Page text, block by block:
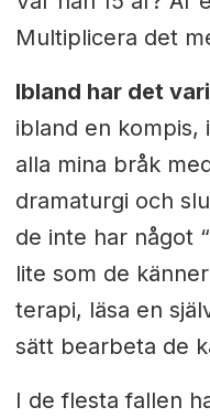
Multiplicera det
Ibland har det
ibland en kompis,
alla mina bråk
dramaturgi och
de inte har något
lite som de
terapi, läsa en
sätt bearbeta de
I de flesta fallen